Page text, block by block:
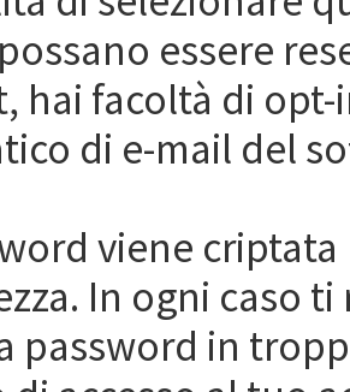
essere
hai facoltà di
di e-mail del
viene
In ogni caso
password in